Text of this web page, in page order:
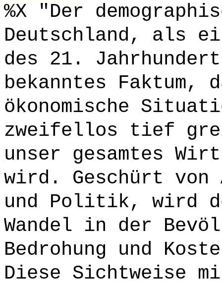
%X "Der
Deutschland, als
des 21.
bekanntes Faktum,
ökonomische
zweifellos tief
unser gesamtes
wird. Geschürt von
und Politik, wird
Wandel in der
Bedrohung und
Diese Sichtweise